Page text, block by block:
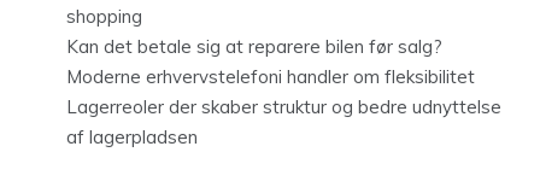
shopping
Kan det betale sig at reparere bilen før salg?
Moderne erhvervstelefoni handler om fleksibilitet
Lagerreoler der skaber struktur og bedre udnyttelse
af lagerpladsen